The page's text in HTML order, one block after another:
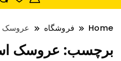
Home فروشگاه عروسک
برچسب: عروسک